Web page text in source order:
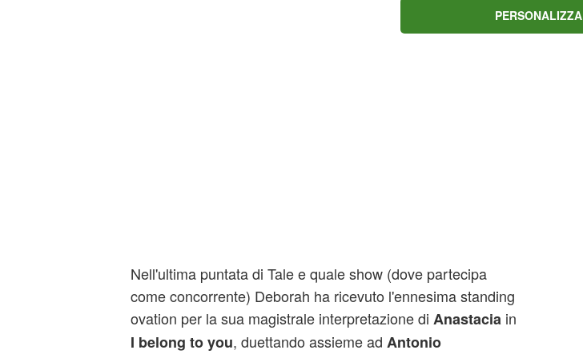
Nell'ultima puntata di Tale e quale show (dove partecipa
come concorrente) Deborah ha ricevuto l'ennesima standing
ovation per la sua magistrale interpretazione di Anastacia in
I belong to you, duettando assieme ad Antonio
PERSONALIZZA